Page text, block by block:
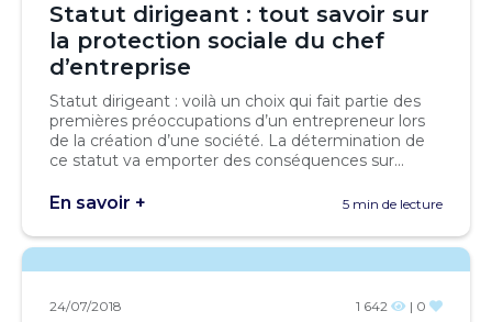
Statut dirigeant : tout savoir sur
la protection sociale du chef
d’entreprise
Statut dirigeant : voilà un choix qui fait partie des
premières préoccupations d’un entrepreneur lors
de la création d’une société. La détermination de
ce statut va emporter des conséquences sur...
En savoir + 5 min de lecture
24/07/2018 1 642 | 0